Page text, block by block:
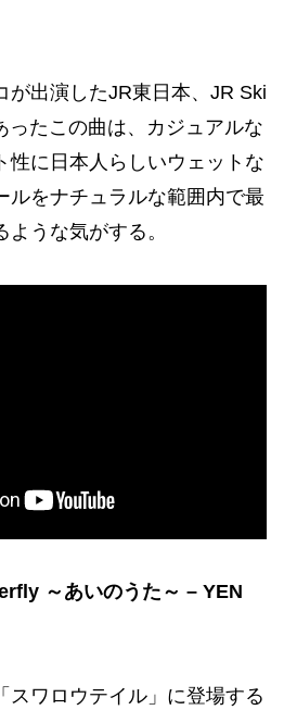
が出演したJR東日本、JR Ski
ったこの曲は、カジュアルな
性に日本人らしいウェットな
ルをナチュラルな範囲内で最
うな気がする。
～あいのうた～ – YEN
スワロウテイル」に登場する